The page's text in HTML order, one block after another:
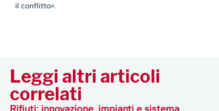
il conflitto».
Leggi altri articoli
correlati
Rifiuti: innovazione, impianti e sistema